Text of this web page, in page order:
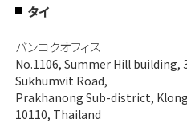
タイ
バンコクオフィス
No.1106, Summer Hill building,
Sukhumvit Road,
Prakhanong Sub-district,
10110, Thailand